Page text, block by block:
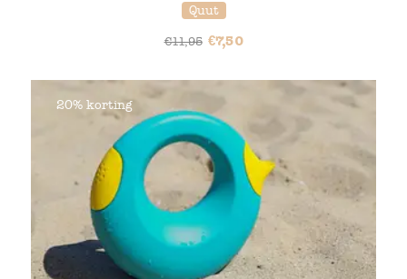
Quut
€11,95 €7,50
20% korting